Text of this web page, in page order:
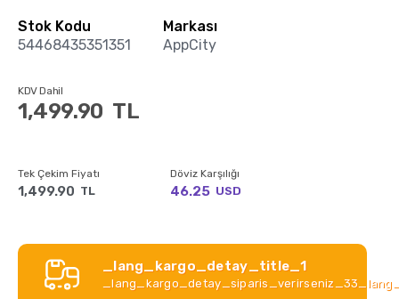
Stok Kodu
54468435351351
Markası
AppCity
1,499.90 TL
KDV Dahil
Tek Çekim Fiyatı
1,499.90 TL
Döviz Karşılığı
46.25 USD
_lang_kargo_detay_title_1